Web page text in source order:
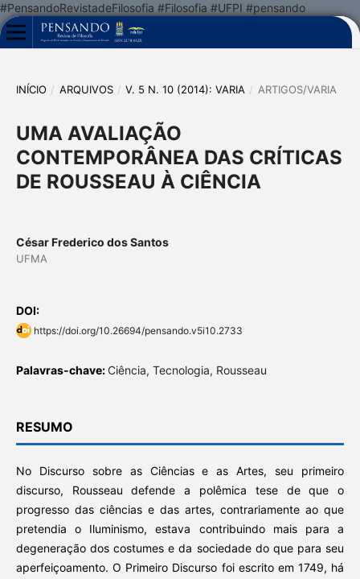
#PensandoRevistadeFilosofia #Filosofia #UFPI #pensando
INÍCIO / ARQUIVOS / V. 5 N. 10 (2014): VARIA / ARTIGOS/VARIA
UMA AVALIAÇÃO
CONTEMPORÂNEA DAS CRÍTICAS
DE ROUSSEAU À CIÊNCIA
César Frederico dos Santos
UFMA
DOI:
https://doi.org/10.26694/pensando.v5i10.2733
Palavras-chave: Ciência, Tecnologia, Rousseau
RESUMO
No Discurso sobre as Ciências e as Artes, seu primeiro
discurso, Rousseau defende a polêmica tese de que o
progresso das ciências e das artes, contrariamente ao que
pretendia o Iluminismo, estava contribuindo mais para a
degeneração dos costumes e da sociedade do que para seu
aperfeiçoamento. O Primeiro Discurso foi escrito em 1749, há